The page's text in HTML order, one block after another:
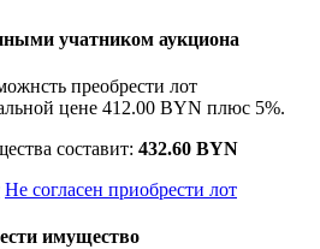
учатником аукциона
преобрести лот
цене 412.00 BYN плюс 5%.
составит: 432.60 BYN
Не согласен приобрести лот
имущество